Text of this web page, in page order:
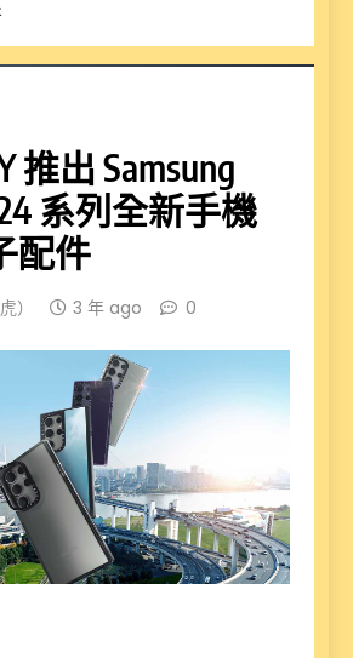
推出 Samsung
系列全新手機
配件
） 3 年 ago 0